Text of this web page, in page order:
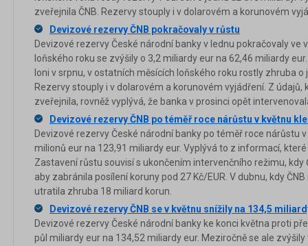
zveřejnila ČNB. Rezervy stouply i v dolarovém a korunovém
Devizové rezervy ČNB pokračovaly v růstu
Devizové rezervy České národní banky v lednu pokračovaly ve
loňského roku se zvýšily o 3,2 miliardy eur na 62,46 miliardy
loni v srpnu, v ostatních měsících loňského roku rostly zhruba o
Rezervy stouply i v dolarovém a korunovém vyjádření. Z
zveřejnila, rovněž vyplývá, že banka v prosinci opět
Devizové rezervy ČNB po téměř roce nárůstu v květnu
Devizové rezervy České národní banky po téměř roce nárůstu
milionů eur na 123,91 miliardy eur. Vyplývá to z informací,
Zastavení růstu souvisí s ukončením intervenčního režimu, kdy
aby zabránila posílení koruny pod 27 Kč/EUR. V dubnu, kdy
utratila zhruba 18 miliard korun.
Devizové rezervy ČNB se v květnu snížily na 134,5
Devizové rezervy České národní banky ke konci května proti
půl miliardy eur na 134,52 miliardy eur. Meziročně se ale